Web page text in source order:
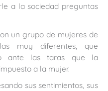
a la sociedad preguntas
un grupo de mujeres de
muy diferentes, que
ante las taras que la
a la mujer.
sus sentimientos, sus